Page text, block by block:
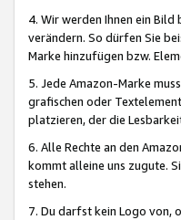
4. Wir werden Ihnen ein
verändern. So dürfen Sie
Marke hinzufügen bzw.
5. Jede Amazon-Marke
grafischen oder
platzieren, der die
6. Alle Rechte an den
kommt alleine uns zugute.
stehen.
7. Du darfst kein Logo von,